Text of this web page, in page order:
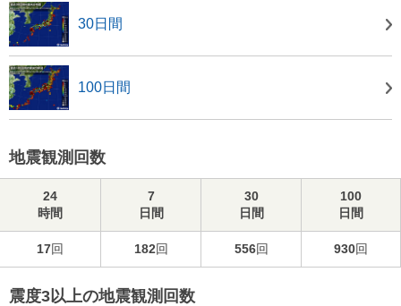
30日間
100日間
地震観測回数
24
時間
7
日間
30
日間
100
日間
17回 182回 556回 930回
震度3以上の地震観測回数